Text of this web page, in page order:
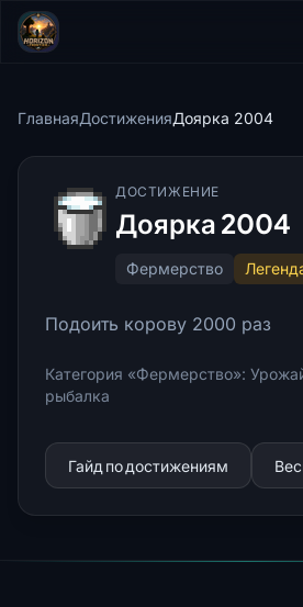
ГлавнаяДостиженияДоярка 2004
ДОСТИЖЕНИЕ
Доярка 2004
Фермерство
Подоить корову 2000 раз
Категория «Фермерство»:
рыбалка
Гайд по достижениям